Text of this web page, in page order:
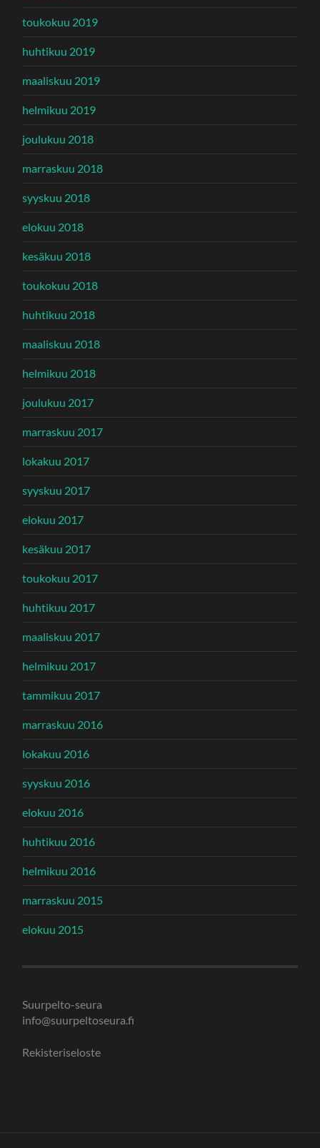
toukokuu 2019
huhtikuu 2019
maaliskuu 2019
helmikuu 2019
joulukuu 2018
marraskuu 2018
syyskuu 2018
elokuu 2018
kesäkuu 2018
toukokuu 2018
huhtikuu 2018
maaliskuu 2018
helmikuu 2018
joulukuu 2017
marraskuu 2017
lokakuu 2017
syyskuu 2017
elokuu 2017
kesäkuu 2017
toukokuu 2017
huhtikuu 2017
maaliskuu 2017
helmikuu 2017
tammikuu 2017
marraskuu 2016
lokakuu 2016
syyskuu 2016
elokuu 2016
huhtikuu 2016
helmikuu 2016
marraskuu 2015
elokuu 2015
Suurpelto-seura
info@suurpeltoseura.fi
Rekisteriseloste